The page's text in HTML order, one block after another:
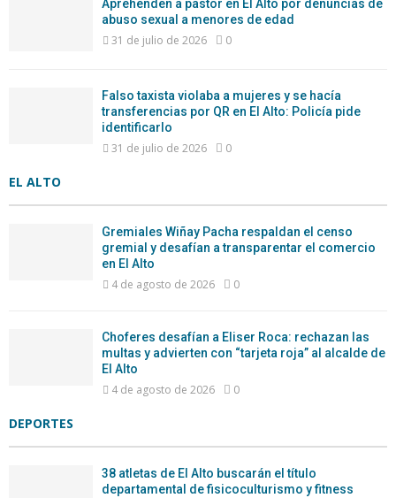
Aprehenden a pastor en El Alto por denuncias de
abuso sexual a menores de edad
31 de julio de 2026 0
Falso taxista violaba a mujeres y se hacía
transferencias por QR en El Alto: Policía pide
identificarlo
31 de julio de 2026 0
EL ALTO
Gremiales Wiñay Pacha respaldan el censo
gremial y desafían a transparentar el comercio
en El Alto
4 de agosto de 2026 0
Choferes desafían a Eliser Roca: rechazan las
multas y advierten con “tarjeta roja” al alcalde de
El Alto
4 de agosto de 2026 0
DEPORTES
38 atletas de El Alto buscarán el título
departamental de fisicoculturismo y fitness